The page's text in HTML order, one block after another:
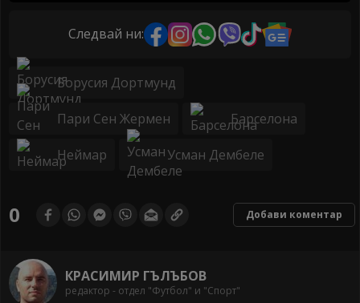
Следвай ни:
Борусия Дортмунд
Пари Сен Жермен Барселона
Неймар Усман Дембеле
0 Добави коментар
КРАСИМИР ГЪЛЪБОВ
редактор - отдел "Футбол" и "Спорт"